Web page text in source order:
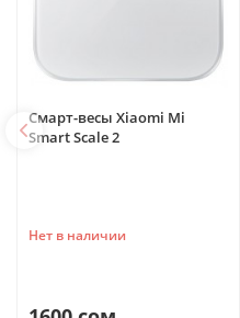
Смарт-весы Xiaomi Mi
Smart Scale 2
Нет в наличии